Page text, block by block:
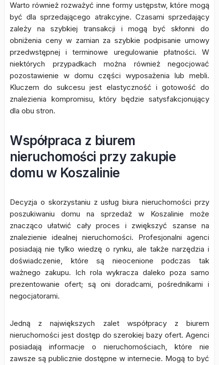
Warto również rozważyć inne formy ustępstw, które mogą
być dla sprzedającego atrakcyjne. Czasami sprzedający
zależy na szybkiej transakcji i mogą być skłonni do
obniżenia ceny w zamian za szybkie podpisanie umowy
przedwstępnej i terminowe uregulowanie płatności. W
niektórych przypadkach można również negocjować
pozostawienie w domu części wyposażenia lub mebli.
Kluczem do sukcesu jest elastyczność i gotowość do
znalezienia kompromisu, który będzie satysfakcjonujący
dla obu stron.
Współpraca z biurem
nieruchomości przy zakupie
domu w Koszalinie
Decyzja o skorzystaniu z usług biura nieruchomości przy
poszukiwaniu domu na sprzedaż w Koszalinie może
znacząco ułatwić cały proces i zwiększyć szanse na
znalezienie idealnej nieruchomości. Profesjonalni agenci
posiadają nie tylko wiedzę o rynku, ale także narzędzia i
doświadczenie, które są nieocenione podczas tak
ważnego zakupu. Ich rola wykracza daleko poza samo
prezentowanie ofert; są oni doradcami, pośrednikami i
negocjatorami.
Jedną z największych zalet współpracy z biurem
nieruchomości jest dostęp do szerokiej bazy ofert. Agenci
posiadają informacje o nieruchomościach, które nie
zawsze są publicznie dostępne w internecie. Mogą to być